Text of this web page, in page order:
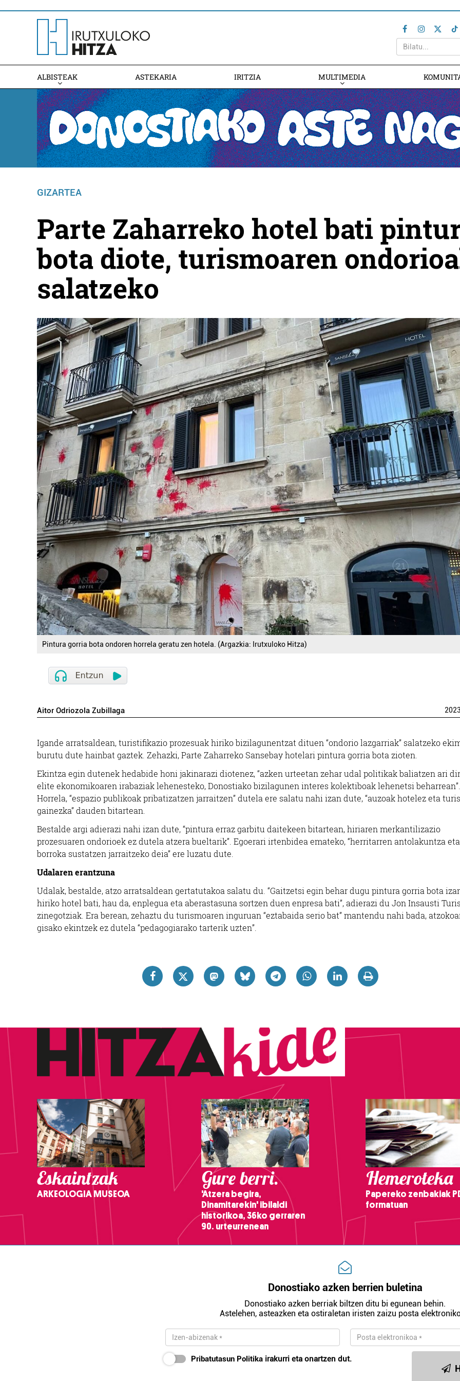
ALBISTEAK ASTEKARIA IRITZIA MULTIMEDIA
GIZARTEA
Parte Zaharreko hotel bati
bota diote, turismoaren
salatzeko
Pintura gorria bota ondoren horrela geratu zen hotela. (Argazkia: Irutxuloko Hitza)
Aitor Odriozola Zubillaga 2023
Igande arratsaldean, turistifikazio prozesuak hiriko bizilagunentzat dituen “ondorio lazgarriak” salatzeko
burutu dute hainbat gaztek. Zehazki, Parte Zaharreko Sansebay hotelari pintura gorria bota zioten.
Ekintza egin dutenek hedabide honi jakinarazi diotenez, “azken urteetan zehar udal politikak baliatzen ari
elite ekonomikoaren irabaziak lehenesteko, Donostiako bizilagunen interes kolektiboak lehenetsi beharrean”.
Horrela, “espazio publikoak pribatizatzen jarraitzen” dutela ere salatu nahi izan dute, “auzoak hotelez eta
gainezka” dauden bitartean.
Bestalde argi adierazi nahi izan dute, “pintura erraz garbitu daitekeen bitartean, hiriaren merkantilizazio
prozesuaren ondorioek ez dutela atzera bueltarik”. Egoerari irtenbidea emateko, “herritarren antolakuntza eta
borroka sustatzen jarraitzeko deia” ere luzatu dute.
Udalaren erantzuna
Udalak, bestalde, atzo arratsaldean gertatutakoa salatu du. “Gaitzetsi egin behar dugu pintura gorria bota
hiriko hotel bati, hau da, enplegua eta aberastasuna sortzen duen enpresa bati”, adierazi du Jon Insausti
zinegotziak. Era berean, zehaztu du turismoaren inguruan “eztabaida serio bat” mantendu nahi bada,
gisako ekintzek ez dutela “pedagogiarako tarterik uzten”.
Eskaintzak
ARKEOLOGIA MUSEOA
Gure berri.
'Atzera begira,
Dinamitarekin' ibilaldi
historikoa, 36ko gerraren
90. urteurrenean
Hemeroteka
Papereko zenbakiak
formatuan
Donostiako azken berrien buletina
Donostiako azken berriak biltzen ditu bi egunean behin.
Astelehen, asteazken eta ostiraletan iristen zaizu posta
Pribatutasun Politika irakurri eta onartzen dut.